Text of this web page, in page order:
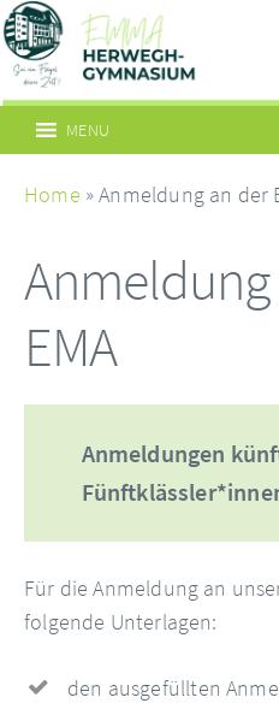
MENU
Home » Anmeldung an der
EMA
Anmeldungen
Für die Anmeldung an
folgende Unterlagen:
den ausgefüllten